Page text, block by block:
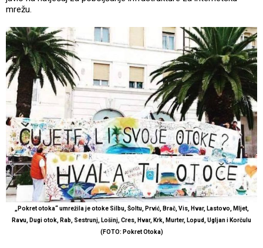
mrežu.
„Pokret otoka“ umrežila je otoke Silbu, Šoltu, Prvić, Brač, Vis, Hvar, Lastovo, Mljet,
Ravu, Dugi otok, Rab, Sestrunj, Lošinj, Cres, Hvar, Krk, Murter, Lopud, Ugljan i Korčulu
(FOTO: Pokret Otoka)